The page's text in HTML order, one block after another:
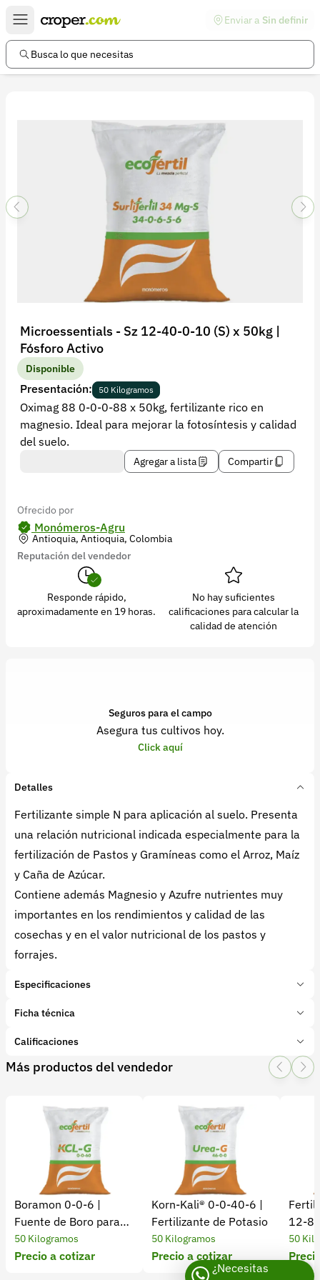
Enviar a Sin definir
Busca lo que necesitas
Microessentials - Sz 12-40-0-10 (S) x 50kg |
Fósforo Activo
Disponible
Presentación: 50 Kilogramos
Oximag 88 0-0-0-88 x 50kg, fertilizante rico en
magnesio. Ideal para mejorar la fotosíntesis y calidad
del suelo.
Agregar a lista Compartir
Ofrecido por
Monómeros-Agru
Antioquia, Antioquia, Colombia
Reputación del vendedor
Responde rápido,
aproximadamente en 19 horas.
No hay suficientes
calificaciones para calcular la
calidad de atención
Seguros para el campo
Asegura tus cultivos hoy.
Click aquí
Detalles
Fertilizante simple N para aplicación al suelo. Presenta
una relación nutricional indicada especialmente para la
fertilización de Pastos y Gramíneas como el Arroz, Maíz
y Caña de Azúcar.
Contiene además Magnesio y Azufre nutrientes muy
importantes en los rendimientos y calidad de las
cosechas y en el valor nutricional de los pastos y
forrajes.
Especificaciones
Marca: Ecofértil
Tipo de producto:
Subcategoría:Complejos NPK
Elementos:
Ficha técnica
Calificaciones
1 Star2 Star
3 Star4 Star
5 Star
0 calificaciones
5 Estrellas
4 Estrellas
0 %
3 Estrellas
0 %
2 Estrellas
1 Estrellas
Más productos del vendedor
Boramon 0-0-6 |
Fuente de Boro para
Cultivos
50 Kilogramos
Precio a cotizar
Korn-Kali® 0-0-40-6 |
Fertilizante de Potasio
50 Kilogramos
Precio a cotizar
12-
50
Enlaces de interés
Preguntas frecuentes
Información legal
Términos y condiciones
Política de privacidad
Recuperar contraseña
Contacto
Soporte
+57 323 2931928
contacto@croper.com
© 2026 Croper.com Todos los derechos reservados
Síguenos
¿Necesitas